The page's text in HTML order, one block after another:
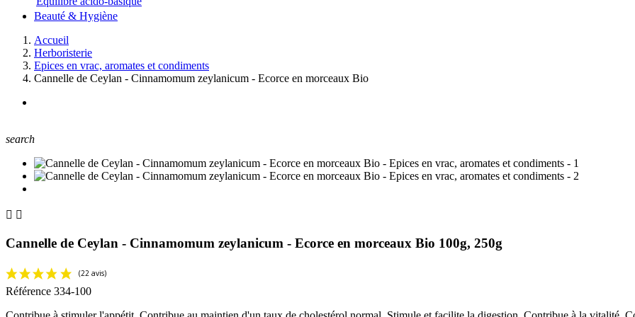
Beauté & Hygiène
Accueil
Herboristerie
Epices en vrac, aromates et condiments
Cannelle de Ceylan - Cinnamomum zeylanicum - Ecorce en morceaux Bio
search
 
Cannelle de Ceylan - Cinnamomum zeylanicum - Ecorce en morceaux Bio 100g, 250g
Référence 334-100